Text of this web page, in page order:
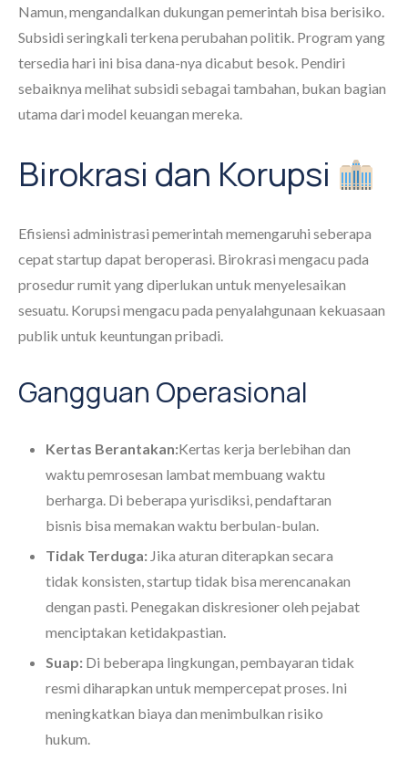
Namun, mengandalkan dukungan pemerintah bisa berisiko.
Subsidi seringkali terkena perubahan politik. Program yang
tersedia hari ini bisa dana-nya dicabut besok. Pendiri
sebaiknya melihat subsidi sebagai tambahan, bukan bagian
utama dari model keuangan mereka.
Birokrasi dan Korupsi
Efisiensi administrasi pemerintah memengaruhi seberapa
cepat startup dapat beroperasi. Birokrasi mengacu pada
prosedur rumit yang diperlukan untuk menyelesaikan
sesuatu. Korupsi mengacu pada penyalahgunaan kekuasaan
publik untuk keuntungan pribadi.
Gangguan Operasional
Kertas Berantakan:Kertas kerja berlebihan dan
waktu pemrosesan lambat membuang waktu
berharga. Di beberapa yurisdiksi, pendaftaran
bisnis bisa memakan waktu berbulan-bulan.
Tidak Terduga: Jika aturan diterapkan secara
tidak konsisten, startup tidak bisa merencanakan
dengan pasti. Penegakan diskresioner oleh pejabat
menciptakan ketidakpastian.
Suap: Di beberapa lingkungan, pembayaran tidak
resmi diharapkan untuk mempercepat proses. Ini
meningkatkan biaya dan menimbulkan risiko
hukum.